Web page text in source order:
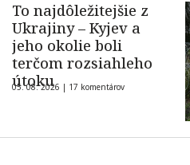
To najdôležitejšie z
Ukrajiny – Kyjev a
jeho okolie boli
terčom rozsiahleho
útoku
05. 08. 2026 | 17 komentárov